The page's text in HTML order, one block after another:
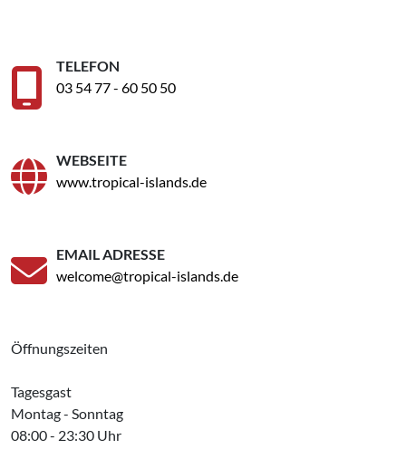
TELEFON
03 54 77 - 60 50 50
WEBSEITE
www.tropical-islands.de
EMAIL ADRESSE
welcome@tropical-islands.de
Öffnungszeiten
Tagesgast
Montag - Sonntag
08:00 - 23:30 Uhr